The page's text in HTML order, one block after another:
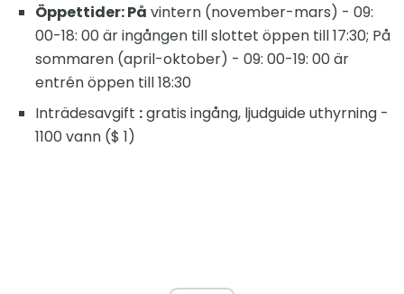
Öppettider: På vintern (november-mars) - 09:
00-18: 00 är ingången till slottet öppen till 17:30; På
sommaren (april-oktober) - 09: 00-19: 00 är
entrén öppen till 18:30
Inträdesavgift :gratis ingång, ljudguide uthyrning -
1100 vann ($ 1)